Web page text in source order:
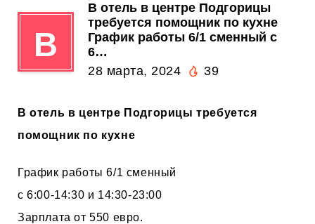
В
В отель в центре Подгорицы
требуется помощник по кухне
График работы 6/1 сменный с
6…
28 марта, 2024
39
В отель в центре Подгорицы требуется
помощник по кухне
График работы 6/1 сменный
с 6:00-14:30 и 14:30-23:00
Зарплата от 550 евро.